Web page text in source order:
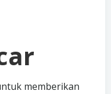
memberikan